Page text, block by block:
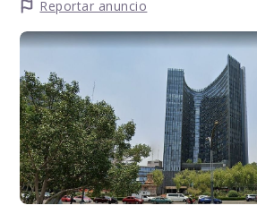
Reportar anuncio